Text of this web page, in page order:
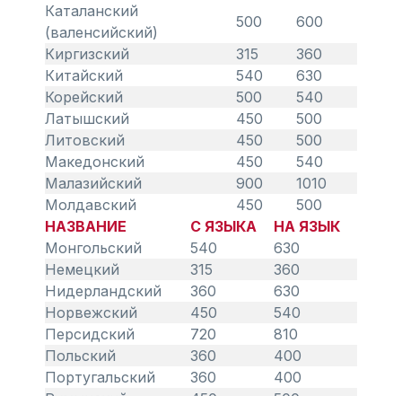
Каталанский
(валенсийский)
500
600
Киргизский
315
360
Китайский
540
630
Корейский
500
540
Латышский
450
500
Литовский
450
500
Македонский
450
540
Малазийский
900
1010
Молдавский
450
500
НАЗВАНИЕ
С ЯЗЫКА
НА ЯЗЫК
Монгольский
540
630
Немецкий
315
360
Нидерландский
360
630
Норвежский
450
540
Персидский
720
810
Польский
360
400
Португальский
360
400